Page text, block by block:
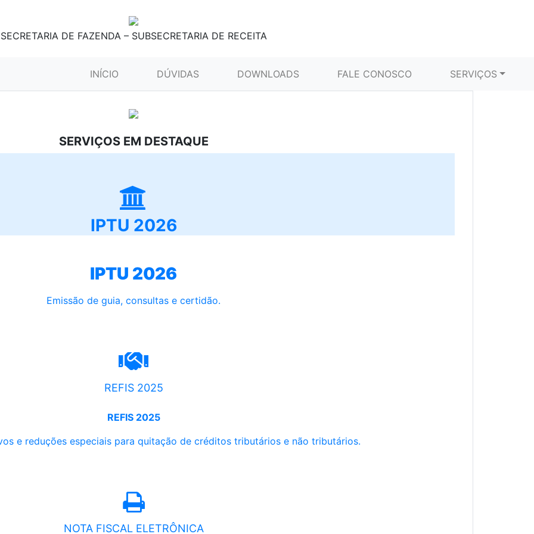
SECRETARIA DE FAZENDA – SUBSECRETARIA DE RECEITA
INÍCIO (CURRENT)DÚVIDAS DOWNLOADS FALE CONOSCO SERVIÇOS
SERVIÇOS EM DESTAQUE
IPTU 2026
IPTU 2026
Emissão de guia, consultas e certidão.
REFIS 2025
REFIS 2025
e reduções especiais para quitação de créditos tributários e não tributários.
NOTA FISCAL ELETRÔNICA